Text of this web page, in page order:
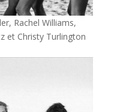
Rachel Williams,
et Christy Turlington